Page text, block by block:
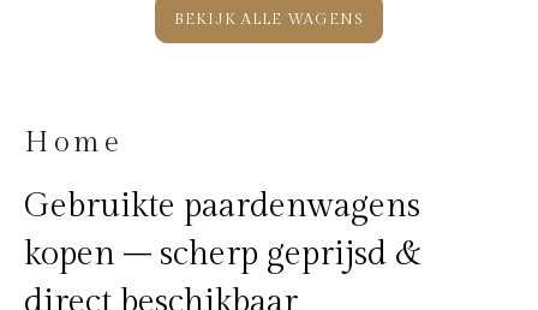
BEKIJK ALLE WAGENS
Home
Gebruikte paardenwagens
kopen – scherp geprijsd &
direct beschikbaar